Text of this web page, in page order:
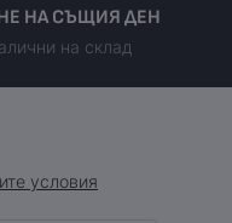
НА СЪЩИЯ ДЕН
на склад
условия